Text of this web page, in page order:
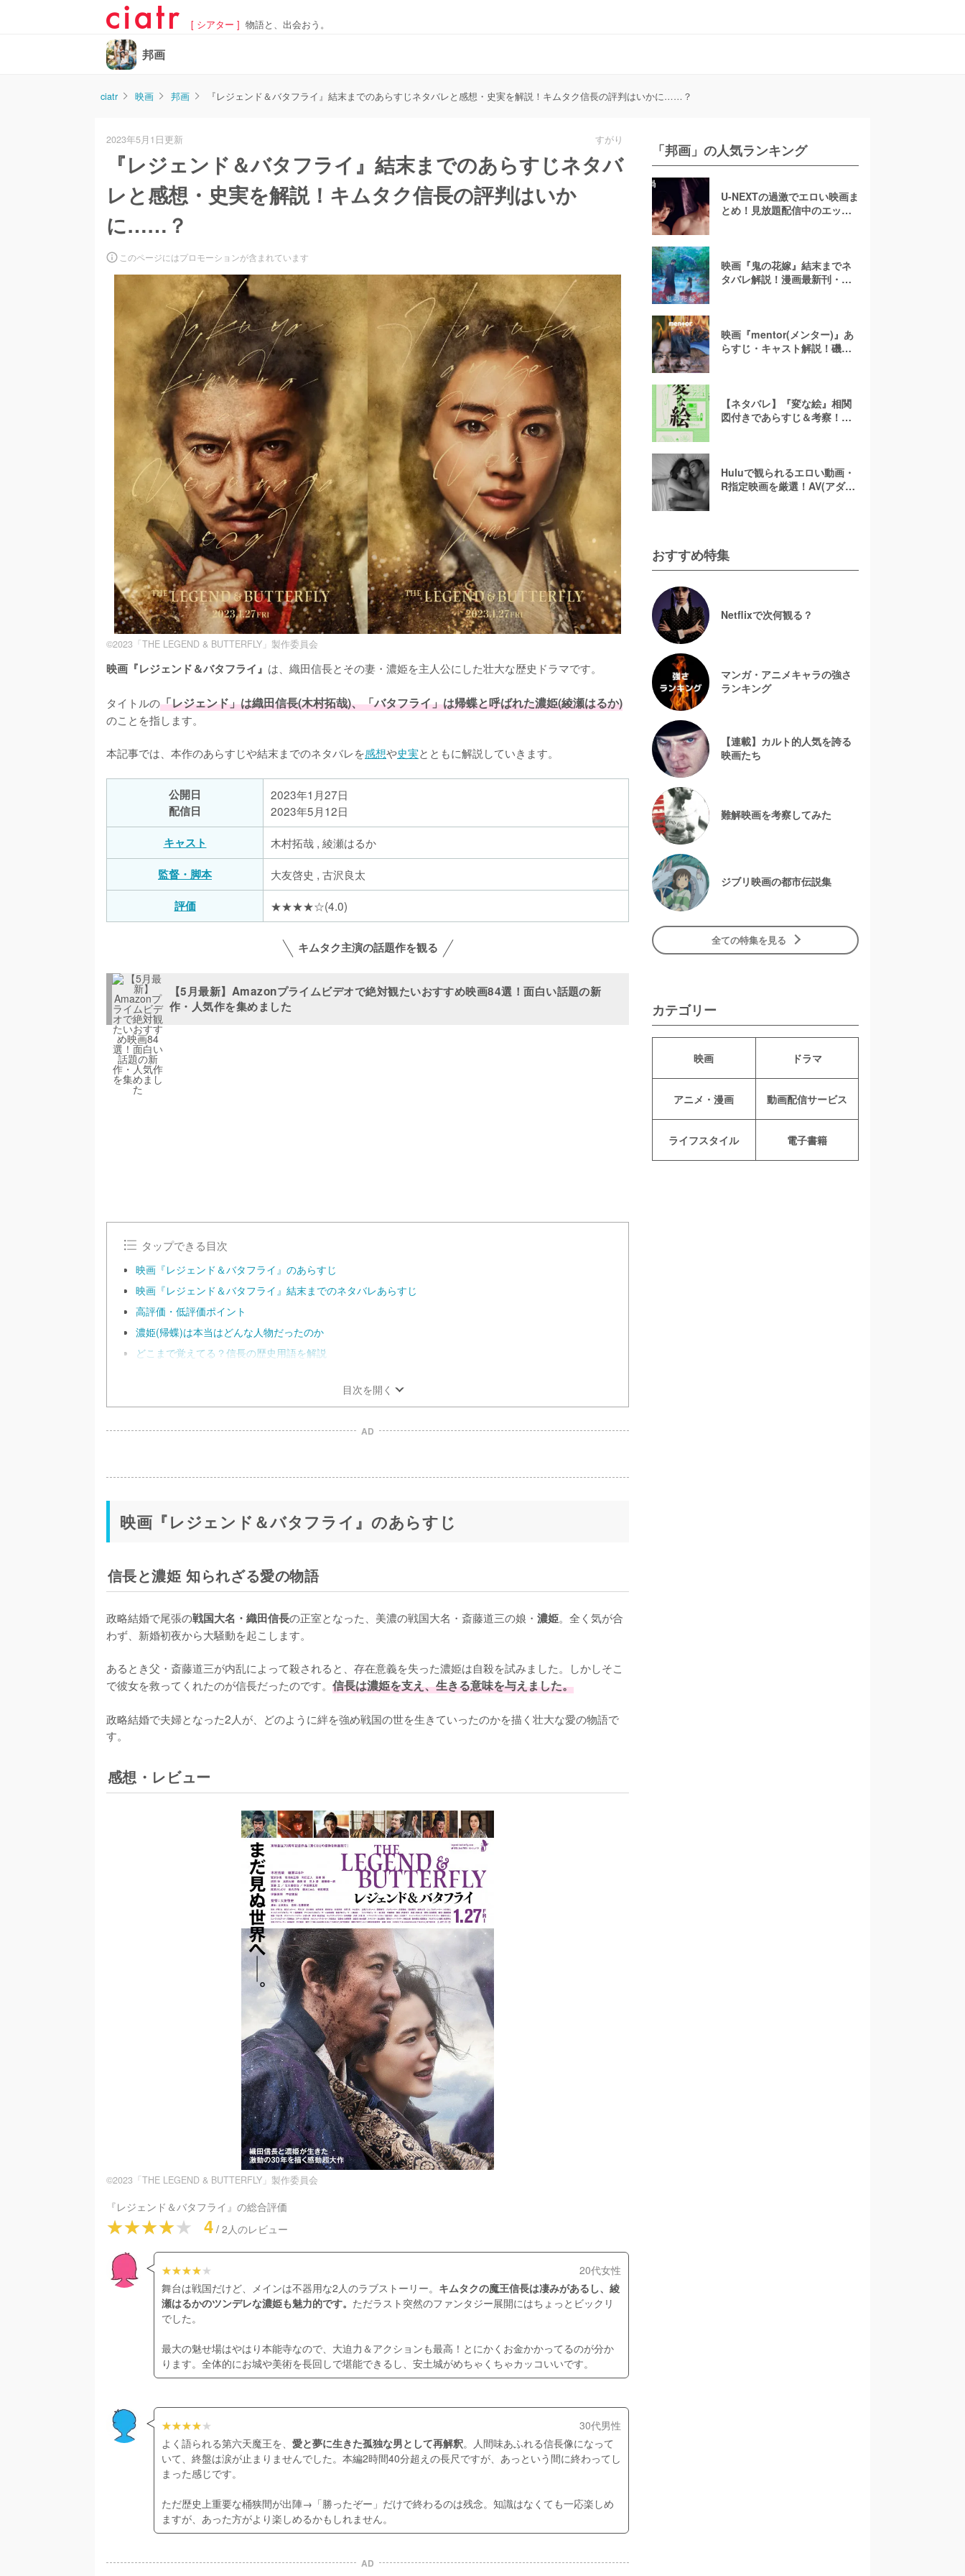
[ シアター ] 物語と、出会おう。
邦画
ciatr 映画 邦画 『レジェンド＆バタフライ』結末までのあらすじネタバレと感想・史実を解説！キムタク信長の評判はいかに……？
2023年5月1日更新 すがり
『レジェンド＆バタフライ』結末までのあらすじネタバ
レと感想・史実を解説！キムタク信長の評判はいか
に……？
このページにはプロモーションが含まれています
©2023「THE LEGEND & BUTTERFLY」製作委員会
映画『レジェンド＆バタフライ』 は、織田信長とその妻・濃姫を主人公にした壮大な歴史ドラマです。
タイトルの「レジェンド」は織田信長(木村拓哉)、「バタフライ」は帰蝶と呼ばれた濃姫(綾瀬はるか)
のことを指します。
本記事では、本作のあらすじや結末までのネタバレを感想や史実とともに解説していきます。
公開日
配信日
2023年1月27日
2023年5月12日
キャスト
木村拓哉 , 綾瀬はるか
監督・脚本
大友啓史 , 古沢良太
評価
★★★★☆(4.0)
キムタク主演の話題作を観る
【5月最新】Amazonプライムビデオで絶対観たいおすすめ映画84選！面白い話題の新
作・人気作を集めました
U
n
m
タップできる目次
映画『レジェンド＆バタフライ』のあらすじ
映画『レジェンド＆バタフライ』結末までのネタバレあらすじ
高評価・低評価ポイント
濃姫(帰蝶)は本当はどんな人物だったのか
どこまで覚えてる？信長の歴史用語を解説
目次を開く
AD
映画『レジェンド＆バタフライ』のあらすじ
信長と濃姫 知られざる愛の物語
政略結婚で尾張の戦国大名・織田信長の正室となった、美濃の戦国大名・斎藤道三の娘・ 濃姫。全く気が合
わず、新婚初夜から大騒動を起こします。
あるとき父・斎藤道三が内乱によって殺されると、存在意義を失った濃姫は自殺を試みました。しかしそこ
で彼女を救ってくれたのが信長だったのです。 信長は濃姫を支え、生きる意味を与えました。
政略結婚で夫婦となった2人が、どのように絆を強め戦国の世を生きていったのかを描く壮大な愛の物語で
す。
感想・レビュー
©2023「THE LEGEND & BUTTERFLY」製作委員会
『レジェンド＆バタフライ 』の総合評価
4 / 2人のレビュー
20代女性
舞台は戦国だけど、メインは不器用な2人のラブストーリー。 キムタクの魔王信長は凄みがあるし、綾
瀬はるかのツンデレな濃姫も魅力的です。 ただラスト突然のファンタジー展開にはちょっとビックリ
でした。
最大の魅せ場はやはり本能寺なので、大迫力＆アクションも最高！とにかくお金かかってるのが分か
ります。全体的にお城や美術を長回しで堪能できるし、安土城がめちゃくちゃカッコいいです。
30代男性
よく語られる第六天魔王を、 愛と夢に生きた孤独な男として再解釈。人間味あふれる信長像になって
いて、終盤は涙が止まりませんでした。本編2時間40分超えの長尺ですが、あっという間に終わってし
まった感じです。
ただ歴史上重要な桶狭間が出陣→「勝ったぞー」だけで終わるのは残念。知識はなくても一応楽しめ
ますが、あった方がより楽しめるかもしれません。
AD
「邦画」の人気ランキング
U-NEXTの過激でエロい映画ま
とめ！見放題配信中のエッチ
映画『鬼の花嫁』結末までネ
タバレ解説！漫画最新刊・小
映画『mentor(メンター)』あ
らすじ・キャスト解説！磯村
メント
【ネタバレ】『変な絵』相関
図付きであらすじ＆考察！重
Huluで観られるエロい動画・
R指定映画を厳選！AV(アダル
おすすめ特集
Netflixで次何観る？
マンガ・アニメキャラの強さ
ランキング
【連載】カルト的人気を誇る
映画たち
難解映画を考察してみた
ジブリ映画の都市伝説集
全ての特集を見る
カテゴリー
映画 ドラマ
アニメ・漫画 動画配信サービス
ライフスタイル 電子書籍